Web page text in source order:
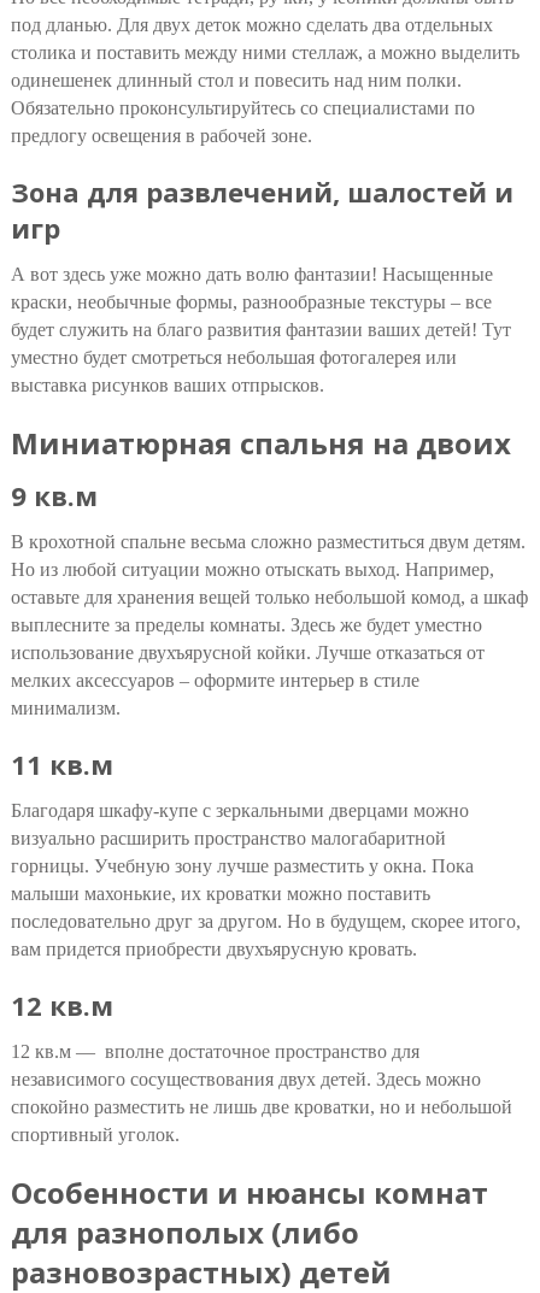
под дланью. Для двух деток можно сделать два отдельных
столика и поставить между ними стеллаж, а можно выделить
одинешенек длинный стол и повесить над ним полки.
Обязательно проконсультируйтесь со специалистами по
предлогу освещения в рабочей зоне.
Зона для развлечений, шалостей и
игр
А вот здесь уже можно дать волю фантазии! Насыщенные
краски, необычные формы, разнообразные текстуры – все
будет служить на благо развития фантазии ваших детей! Тут
уместно будет смотреться небольшая фотогалерея или
выставка рисунков ваших отпрысков.
Миниатюрная спальня на двоих
9 кв.м
В крохотной спальне весьма сложно разместиться двум детям.
Но из любой ситуации можно отыскать выход. Например,
оставьте для хранения вещей только небольшой комод, а шкаф
выплесните за пределы комнаты. Здесь же будет уместно
использование двухъярусной койки. Лучше отказаться от
мелких аксессуаров – оформите интерьер в стиле
минимализм.
11 кв.м
Благодаря шкафу-купе с зеркальными дверцами можно
визуально расширить пространство малогабаритной
горницы. Учебную зону лучше разместить у окна. Пока
малыши махонькие, их кроватки можно поставить
последовательно друг за другом. Но в будущем, скорее итого,
вам придется приобрести двухъярусную кровать.
12 кв.м
12 кв.м — вполне достаточное пространство для
независимого сосуществования двух детей. Здесь можно
спокойно разместить не лишь две кроватки, но и небольшой
спортивный уголок.
Особенности и нюансы комнат
для разнополых (либо
разновозрастных) детей